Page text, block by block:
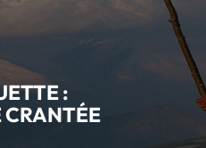
:
CRANTÉE